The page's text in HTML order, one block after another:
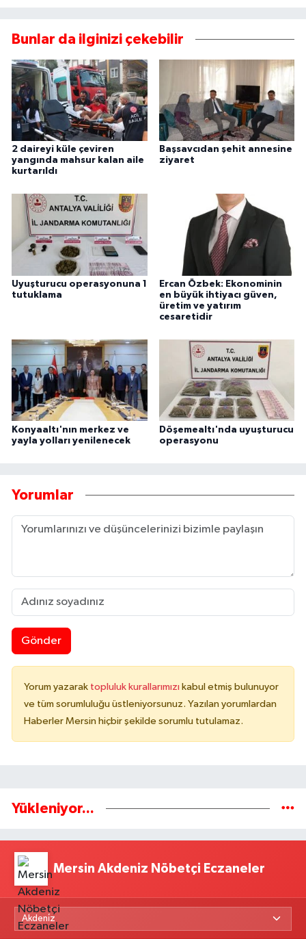
Bunlar da ilginizi çekebilir
2 daireyi küle çeviren
yangında mahsur kalan aile
kurtarıldı
Başsavcıdan şehit annesine
ziyaret
Uyuşturucu operasyonuna 1
tutuklama
Ercan Özbek: Ekonominin
en büyük ihtiyacı güven,
üretim ve yatırım
cesaretidir
Konyaaltı'nın merkez ve
yayla yolları yenilenecek
Döşemealtı'nda uyuşturucu
operasyonu
Yorumlar
Gönder
Yorum yazarak topluluk kurallarımızı kabul etmiş bulunuyor
ve tüm sorumluluğu üstleniyorsunuz. Yazılan yorumlardan
Haberler Mersin hiçbir şekilde sorumlu tutulamaz.
Yükleniyor...
Mersin Akdeniz Nöbetçi Eczaneler